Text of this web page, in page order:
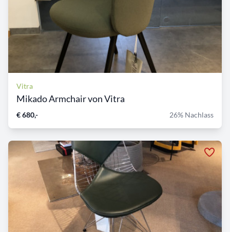
Vitra
Mikado Armchair von Vitra
€ 680,- 26% Nachlass